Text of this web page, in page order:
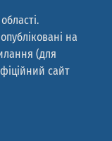
на
(для
сайт